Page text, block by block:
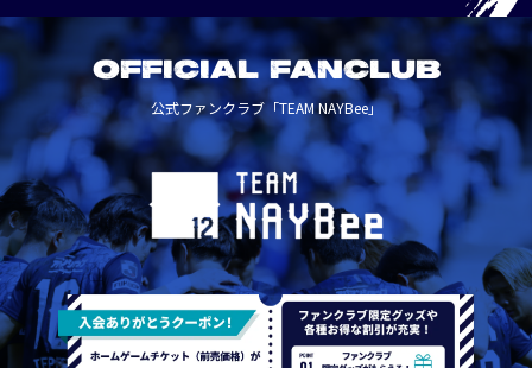
OFFICIAL FANCLUB
公式ファンクラブ「TEAM NAYBee」